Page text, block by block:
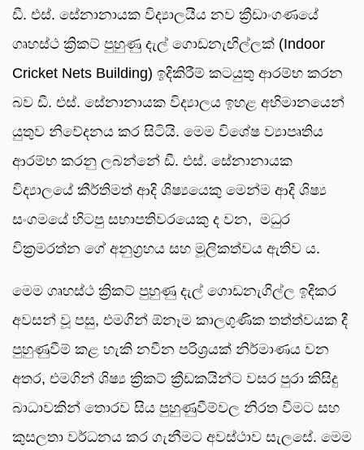
ඩී. එස්. සේනානායක විද්‍යාලයීය නව ක්‍රීඩාංගණයේ
ගෘහස්ථ ක්‍රිකට් පුහුණු දැල් ගොඩනැඟිල්ලක් (Indoor
Cricket Nets Building) ඉදිකිරීම් කටයුතු ආරම්භ කරන
බව ඩී. එස්. සේනානායක විද්‍යාලය ඉහළ අභිමානයෙන්
යුතුව නිවේදනය කර සිටියි. මෙම විශේෂ ව්‍යාපෘතිය
ආරම්භ කරනු ලබන්නේ ඩී. එස්. සේනානායක
විද්‍යාලයේ කීර්තිමත් ආදි ශිෂ්‍යයෙකු මෙන්ම ආදි ශිෂ්‍ය
සංගමයේ හිටපු සභාපතිවරයෙකු ද වන, මධුර
වික්‍රමරත්න ගේ අනුග්‍රහය සහ මූලිකත්වය ඇතිව ය.
මෙම ගෘහස්ථ ක්‍රිකට් පුහුණු දැල් ගොඩනැගිල්ල ඉදිකර
අවසන් වූ පසු, එමගින් ඕනෑම කාලගුණික තත්ත්වයක දී
පුහුණුවීම් කළ හැකි නවීන පරිශ්‍රයක් නිර්මාණය වන
අතර, එමගින් ශිෂ්‍ය ක්‍රිකට් ක්‍රීඩකයින්ට වසර පුරා කිසිදු
බාධාවකින් තොරව සිය පුහුණුවීම්වල නිරත වීමට සහ
කුසලතා වර්ධනය කර ගැනීමට අවස්ථාව සැලසේ. මෙම